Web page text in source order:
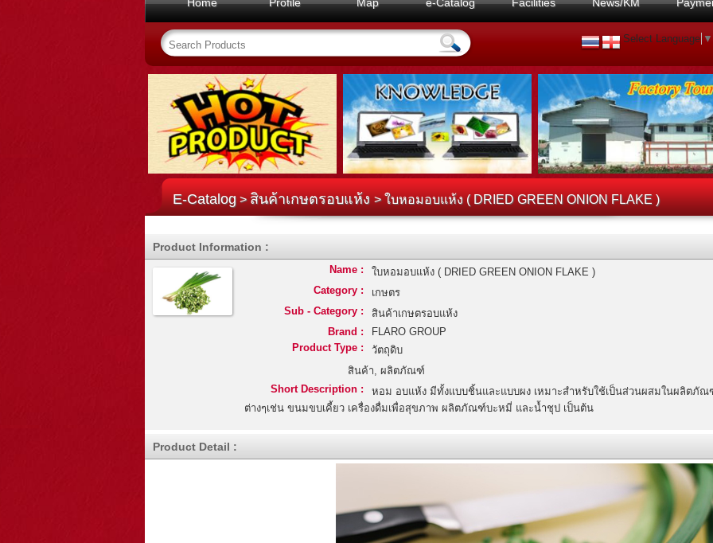
Select Language ▼
E-Catalog>สินค้าเกษตรอบแห้ง> ใบหอมอบแห้ง ( DRIED GREEN ONION FLAKE )
Product Information :
Name :
ใบหอมอบแห้ง ( DRIED GREEN ONION FLAKE )
Category :
เกษตร
Sub - Category :
สินค้าเกษตรอบแห้ง
Brand :
FLARO GROUP
Product Type :
วัตถุดิบ
สินค้า, ผลิตภัณฑ์
Short Description :
หอม อบแห้ง มีทั้งแบบชิ้นและแบบผง เหมาะสำหรับใช้เป็นส่วนผสมในผลิตภั
ต่างๆเช่น ขนมขบเคี้ยว เครื่องดื่มเพื่อสุขภาพ ผลิตภัณฑ์บะหมี่ และน้ำชุป เป็นต้น
Product Detail :